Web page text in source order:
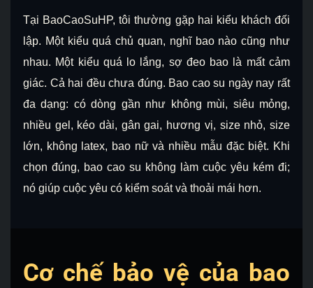
Tại BaoCaoSuHP, tôi thường gặp hai kiểu khách đối
lập. Một kiểu quá chủ quan, nghĩ bao nào cũng như
nhau. Một kiểu quá lo lắng, sợ đeo bao là mất cảm
giác. Cả hai đều chưa đúng. Bao cao su ngày nay rất
đa dạng: có dòng gần như không mùi, siêu mỏng,
nhiều gel, kéo dài, gân gai, hương vị, size nhỏ, size
lớn, không latex, bao nữ và nhiều mẫu đặc biệt. Khi
chọn đúng, bao cao su không làm cuộc yêu kém đi;
nó giúp cuộc yêu có kiểm soát và thoải mái hơn.
Cơ chế bảo vệ của bao